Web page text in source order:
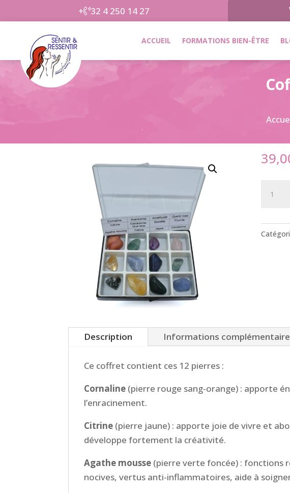
+ 32 4 250 14 27
ACCUEIL FORMATIONS BIEN-ÊTRE
de
Description Informations
Ce coffret contient ces 12 pierres :
Cornaline (pierre rouge sang-orange) : apporte
l’enracinement.
Citrine (pierre jaune) : apporte joie de vivre et
développe fortement la créativité.
Agathe mousse (pierre verte foncée) : fonctions
nocives, vertus anti-inflammatoires, aide à